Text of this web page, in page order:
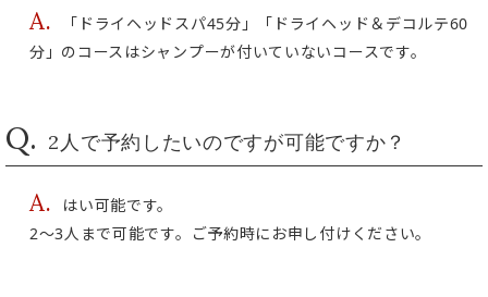
A.
「ドライヘッドスパ45分」「ドライヘッド＆デコルテ60
分」のコースはシャンプーが付いていないコースです。
Q. 2人で予約したいのですが可能ですか？
A.
はい可能です。
2～3人まで可能です。ご予約時にお申し付けください。